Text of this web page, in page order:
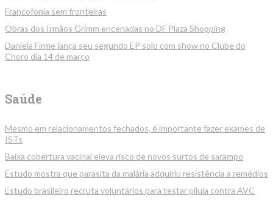
Francofonia sem fronteiras
Obras dos Irmãos Grimm encenadas no DF Plaza Shopping
Daniela Firme lança seu segundo EP solo com show no Clube do
Choro dia 14 de março
Saúde
Mesmo em relacionamentos fechados, é importante fazer exames de
ISTs
Baixa cobertura vacinal eleva risco de novos surtos de sarampo
Estudo mostra que parasita da malária adquiriu resistência a remédios
Estudo brasileiro recruta voluntários para testar pílula contra AVC